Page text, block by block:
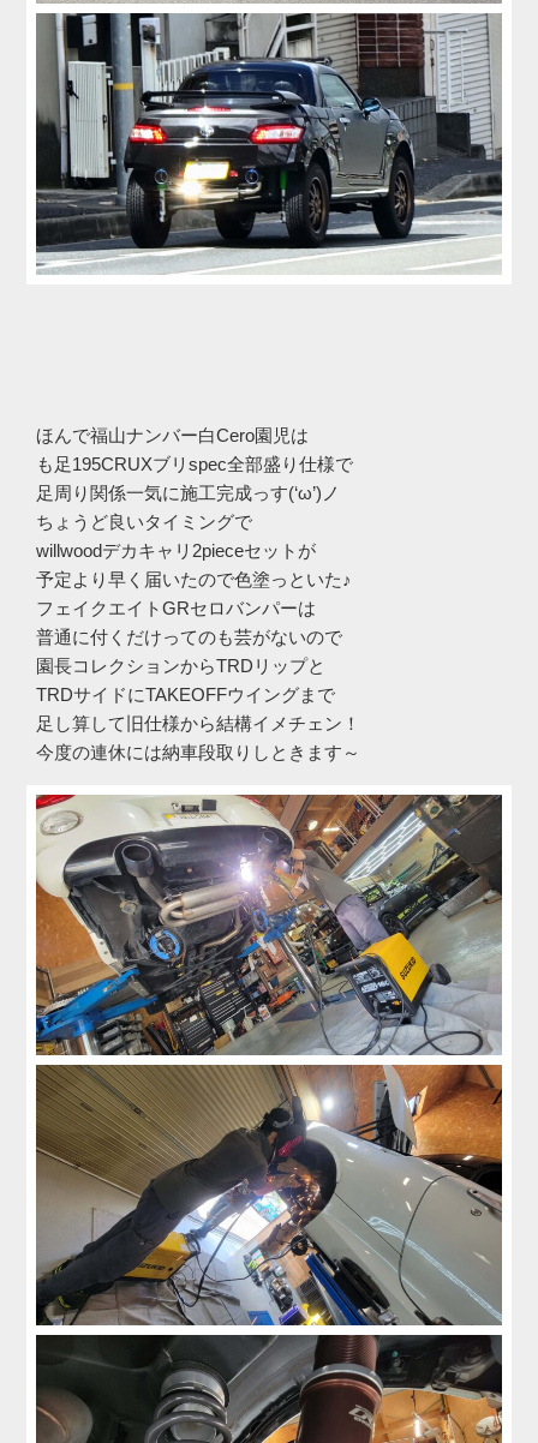
ほんで福山ナンバー白Cero園児は
も足195CRUXブリspec全部盛り仕様で
足周り関係一気に施工完成っす(‘ω’)ノ
ちょうど良いタイミングで
willwoodデカキャリ2pieceセットが
予定より早く届いたので色塗っといた♪
フェイクエイトGRセロバンパーは
普通に付くだけってのも芸がないので
園長コレクションからTRDリップと
TRDサイドにTAKEOFFウイングまで
足し算して旧仕様から結構イメチェン！
今度の連休には納車段取りしときます～